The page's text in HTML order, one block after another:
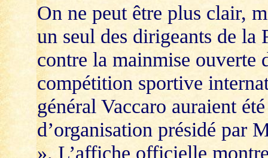
On ne peut être plus clair,
un seul des dirigeants de la
contre la mainmise
compétition sportive
général Vaccaro auraient
d’organisation présidé par
». L’affiche officielle